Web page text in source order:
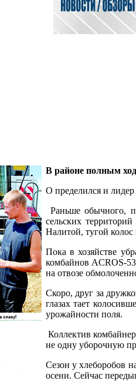
В районе полным
О пределился и
Раньше обычного,
сельских
Налитой, тугой колос
Пока в хозяйстве
комбайнов ACROS-
на отвозе
Скоро, друг за
глазах тает
урожайности поля.
Коллектив
не одну уборочную
Сезон у хлеборобов
осени. Сейчас